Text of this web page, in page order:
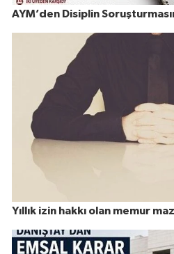
AYM’den Disiplin
Yıllık izin hakkı olan memur